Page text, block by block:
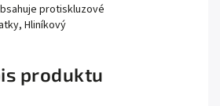
produktu
protiskluzové
Hliníkový